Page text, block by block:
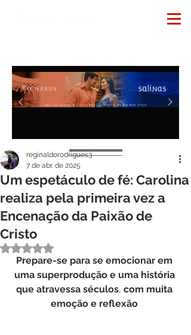
Um espetáculo de fé: Carolina
realiza pela primeira vez a
Encenação da Paixão de
Cristo
reginaldorodrigues3
7 de abr. de 2025
Avaliado com NaN de 5 estrelas.
Prepare-se para se emocionar em
uma superprodução e uma história
que atravessa séculos, com muita
emoção e reflexão